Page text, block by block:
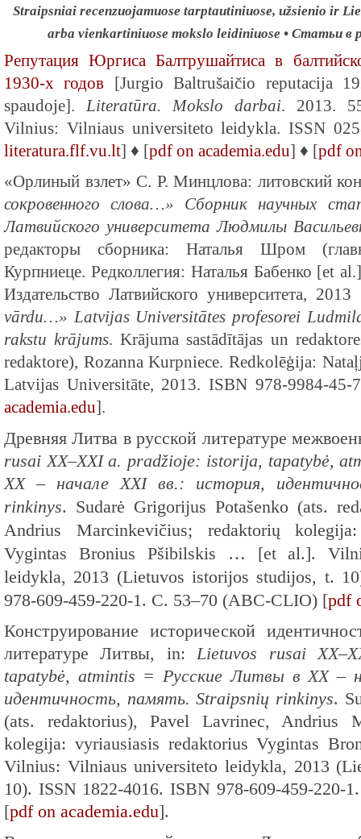
Straipsniai recenzuojamuose tarptautiniuose, užsienio ir
arba vienkartiniuose mokslo leidiniuose • Статьи в
Репутация Юргиса Балтрушайтиса в
1930-х годов [Jurgio Baltrušaičio reputacija
spaudoje]. Literatūra. Mokslo darbai. 2013.
Vilnius: Vilniaus universiteto leidykla. ISSN
literatura.flf.vu.lt] ♦ [pdf on academia.edu] ♦ [pdf
«Орлиный взлет» С. Р. Минцлова: литовский
сокровенного слова…» Сборник научных
Латвийского университета Людмилы
редакторы сборника: Наталья Шром
Курпниеце. Редколлегия: Наталья Бабенко [et
Издательство Латвийского университета,
vārdu…» Latvijas Universitātes profesorei
rakstu krājums. Krājuma sastādītājas un
redaktore), Rozanna Kurpniece. Redkolēģija:
Latvijas Universitāte, 2013. ISBN 978-9984-
academia.edu].
Древняя Литва в русской литературе
rusai XX–XXI a. pradžioje: istorija, tapatybė,
XX – начале XXI вв.: история,
rinkinys. Sudarė Grigorijus Potašenko (ats.
Andrius Marcinkevičius; redaktorių
Vygintas Bronius Pšibilskis … [et al.].
leidykla, 2013 (Lietuvos istorijos studijos, t.
978-609-459-220-1. С. 53–70 (ABC-CLIO) [pdf
Конструирование исторической
литературе Литвы, in:Lietuvos rusai
tapatybė, atmintis = Русские Литвы в XX –
идентичность, память. Straipsnių rinkinys.
(ats. redaktorius), Pavel Lavrinec, Andrius
kolegija: vyriausiasis redaktorius Vygintas
Vilnius: Vilniaus universiteto leidykla, 2013
10). ISSN 1822-4016. ISBN 978-609-459-
[pdf on academia.edu].